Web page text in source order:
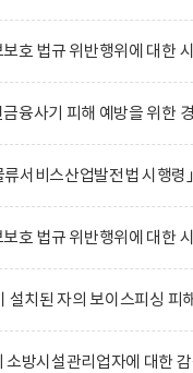
호 법규 위반행위에 대한
융사기 피해 예방을 위한
류서비스산업발전법 시행
호 법규 위반행위에 대한
설치된 자의 보이스피싱 피
소방시설관리업자에 대한